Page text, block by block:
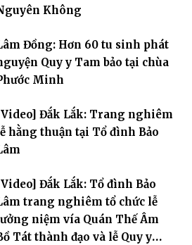
Không
Đồng: Hơn 60 tu sinh phát
Quy y Tam bảo tại chùa
Minh
Đắk Lắk: Trang nghiêm
hằng thuận tại Tổ đình Bảo
Đắk Lắk: Tổ đình Bảo
trang nghiêm tổ chức lễ
niệm vía Quán Thế Âm
Tát thành đạo và lễ Quy y